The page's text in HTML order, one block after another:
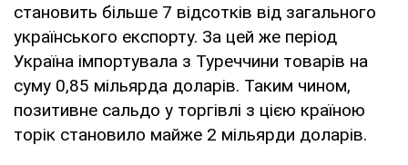
становить більше 7 відсотків від загального
українського експорту. За цей же період
Україна імпортувала з Туреччини товарів на
суму 0,85 мільярда доларів. Таким чином,
позитивне сальдо у торгівлі з цією країною
торік становило майже 2 мільярди доларів.